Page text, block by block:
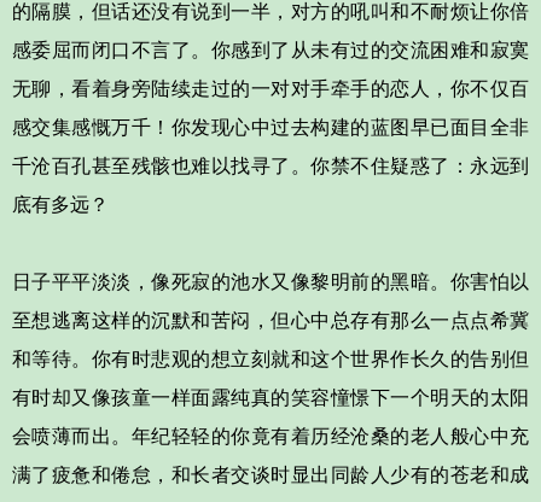
的隔膜，但话还没有说到一半，对方的吼叫和不耐烦让你倍
感委屈而闭口不言了。你感到了从未有过的交流困难和寂寞
无聊，看着身旁陆续走过的一对对手牵手的恋人，你不仅百
感交集感慨万千！你发现心中过去构建的蓝图早已面目全非
千沧百孔甚至残骸也难以找寻了。你禁不住疑惑了：永远到
底有多远？
日子平平淡淡，像死寂的池水又像黎明前的黑暗。你害怕以
至想逃离这样的沉默和苦闷，但心中总存有那么一点点希冀
和等待。你有时悲观的想立刻就和这个世界作长久的告别但
有时却又像孩童一样面露纯真的笑容憧憬下一个明天的太阳
会喷薄而出。年纪轻轻的你竟有着历经沧桑的老人般心中充
满了疲惫和倦怠，和长者交谈时显出同龄人少有的苍老和成